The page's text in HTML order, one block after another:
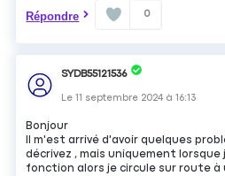
Répondre 0
SYDB55121536
Le11 septembre 2024 à16:13
Bonjour
Il m'est arrivé d'avoir quelques
décrivez , mais uniquement
fonction alors je circule sur route à